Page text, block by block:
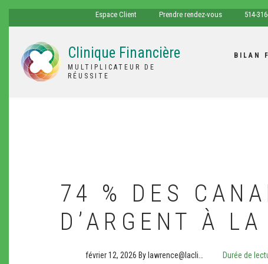
Aller
principal
espace
client
Espace Client Prendre rendez-vous tel
514-
Clinique Financière
MULTIPLICATEUR DE
RÉUSSITE
BILAN
74 % DES
D’ARGENT À
février 12, 2026 By lawrence@lacli… Durée de